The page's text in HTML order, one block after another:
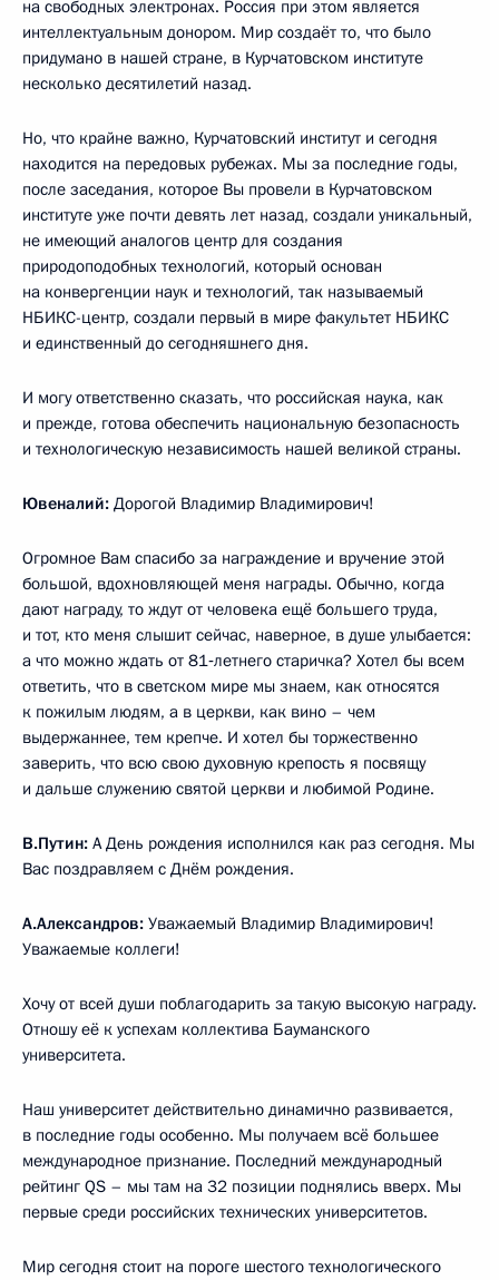
на свободных электронах. Россия при этом является
интеллектуальным донором. Мир создаёт то, что было
придумано в нашей стране, в Курчатовском институте
несколько десятилетий назад.
Но, что крайне важно, Курчатовский институт и сегодня
находится на передовых рубежах. Мы за последние годы,
после заседания, которое Вы провели в Курчатовском
институте уже почти девять лет назад, создали уникальный,
не имеющий аналогов центр для создания
природоподобных технологий, который основан
на конвергенции наук и технологий, так называемый
НБИКС-центр, создали первый в мире факультет НБИКС
и единственный до сегодняшнего дня.
И могу ответственно сказать, что российская наука, как
и прежде, готова обеспечить национальную безопасность
и технологическую независимость нашей великой страны.
Ювеналий: Дорогой Владимир Владимирович!
Огромное Вам спасибо за награждение и вручение этой
большой, вдохновляющей меня награды. Обычно, когда
дают награду, то ждут от человека ещё большего труда,
и тот, кто меня слышит сейчас, наверное, в душе улыбается:
а что можно ждать от 81‑летнего старичка? Хотел бы всем
ответить, что в светском мире мы знаем, как относятся
к пожилым людям, а в церкви, как вино – чем
выдержаннее, тем крепче. И хотел бы торжественно
заверить, что всю свою духовную крепость я посвящу
и дальше служению святой церкви и любимой Родине.
В.Путин: А День рождения исполнился как раз сегодня. Мы
Вас поздравляем с Днём рождения.
А.Александров: Уважаемый Владимир Владимирович!
Уважаемые коллеги!
Хочу от всей души поблагодарить за такую высокую награду.
Отношу её к успехам коллектива Бауманского
университета.
Наш университет действительно динамично развивается,
в последние годы особенно. Мы получаем всё большее
международное признание. Последний международный
рейтинг QS – мы там на 32 позиции поднялись вверх. Мы
первые среди российских технических университетов.
Мир сегодня стоит на пороге шестого технологического